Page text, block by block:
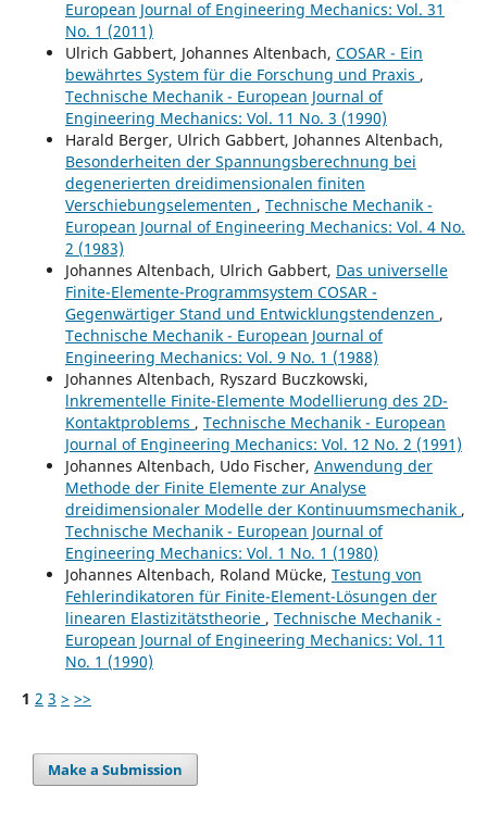
European Journal of Engineering Mechanics: Vol. 31
No. 1 (2011)
Ulrich Gabbert, Johannes Altenbach, COSAR - Ein
bewährtes System für die Forschung und Praxis ,
Technische Mechanik - European Journal of
Engineering Mechanics: Vol. 11 No. 3 (1990)
Harald Berger, Ulrich Gabbert, Johannes Altenbach,
Besonderheiten der Spannungsberechnung bei
degenerierten dreidimensionalen finiten
Verschiebungselementen , Technische Mechanik -
European Journal of Engineering Mechanics: Vol. 4 No.
2 (1983)
Johannes Altenbach, Ulrich Gabbert, Das universelle
Finite-Elemente-Programmsystem COSAR -
Gegenwärtiger Stand und Entwicklungstendenzen ,
Technische Mechanik - European Journal of
Engineering Mechanics: Vol. 9 No. 1 (1988)
Johannes Altenbach, Ryszard Buczkowski,
lnkrementelle Finite-Elemente Modellierung des 2D-
Kontaktproblems , Technische Mechanik - European
Journal of Engineering Mechanics: Vol. 12 No. 2 (1991)
Johannes Altenbach, Udo Fischer, Anwendung der
Methode der Finite Elemente zur Analyse
dreidimensionaler Modelle der Kontinuumsmechanik ,
Technische Mechanik - European Journal of
Engineering Mechanics: Vol. 1 No. 1 (1980)
Johannes Altenbach, Roland Mücke, Testung von
Fehlerindikatoren für Finite-Element-Lösungen der
linearen Elastizitätstheorie , Technische Mechanik -
European Journal of Engineering Mechanics: Vol. 11
No. 1 (1990)
1 2 3 > >>
Make a Submission